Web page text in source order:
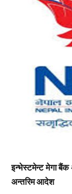
इन्भेस्टमेन्ट मेगा बैंक
अन्तरिम आदेश